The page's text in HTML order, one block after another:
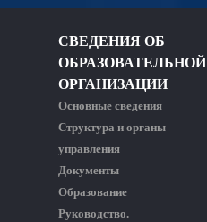
СВЕДЕНИЯ ОБ
ОБРАЗОВАТЕЛЬНОЙ
ОРГАНИЗАЦИИ
Основные сведения
Структура и органы
управления
Документы
Образование
Руководство.